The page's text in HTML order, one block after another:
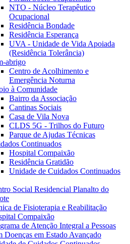
NTO - Núcleo Terapêutico
Ocupacional
Residência Bondade
Residência Esperança
UVA - Unidade de Vida Apoiada
(Residência Tolerância)
abrigo
Centro de Acolhimento e
Emergência Noturna
à Comunidade
Bairro da Associação
Cantinas Sociais
Casa de Vila Nova
CLDS 5G - Trilhos do Futuro
Parque de Ajudas Técnicas
Continuados
Hospital Compaixão
Residência Gratidão
Unidade de Cuidados Continuados
Social Residencial Planalto do
de Fisioterapia e Reabilitação
Compaixão
de Atenção Integral a Pessoas
Doenças em Estado Avançado